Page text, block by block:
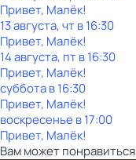
Привет, Малёк!
13 августа, чт в 16:30
Привет, Малёк!
14 августа, пт в 16:30
Привет, Малёк!
субботав16:30
Привет, Малёк!
воскресенье в17:00
Привет, Малёк!
Вам может понравиться